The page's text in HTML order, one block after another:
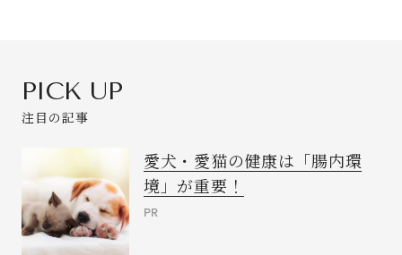
PICK UP
注目の記事
愛犬・愛猫の健康は「腸内環
境」が重要！
PR